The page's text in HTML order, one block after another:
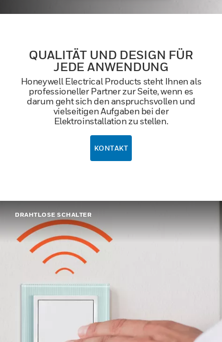
QUALITÄT UND DESIGN FÜR
JEDE ANWENDUNG
Honeywell Electrical Products steht Ihnen als
professioneller Partner zur Seite, wenn es
darum geht sich den anspruchsvollen und
vielseitigen Aufgaben bei der
Elektroinstallation zu stellen.
KONTAKT
DRAHTLOSE SCHALTER